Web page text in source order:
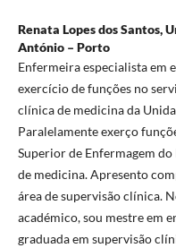
Renata Lopes dos Santos,
António – Porto
Enfermeira especialista em
exercício de funções no
clínica de medicina da
Paralelamente exerço
Superior de Enfermagem
de medicina. Apresento
área de supervisão clínica.
académico, sou mestre em
graduada em supervisão